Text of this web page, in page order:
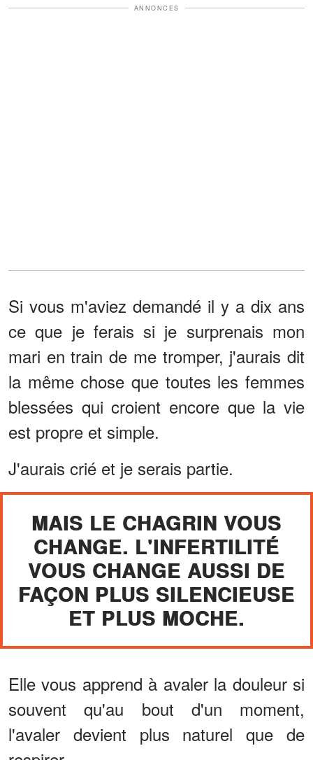
ANNONCES
Si vous m'aviez demandé il y a dix ans
ce que je ferais si je surprenais mon
mari en train de me tromper, j'aurais dit
la même chose que toutes les femmes
blessées qui croient encore que la vie
est propre et simple.
J'aurais crié et je serais partie.
MAIS LE CHAGRIN VOUS
CHANGE. L'INFERTILITÉ
VOUS CHANGE AUSSI DE
FAÇON PLUS SILENCIEUSE
ET PLUS MOCHE.
Elle vous apprend à avaler la douleur si
souvent qu'au bout d'un moment,
l'avaler devient plus naturel que de